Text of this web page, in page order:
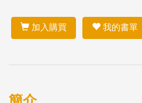
加入購買 我的書單